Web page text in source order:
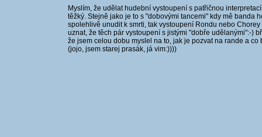
Myslím, že udělat hudební vystoupení s patřičnou
těžký. Stejně jako je to s "dobovými tancemi" kdy mě banda
spolehlivě unudit k smrti, tak vystoupení Rondu nebo
uznat, že těch pár vystoupení s jistými "dobře udělanými":-)
že jsem celou dobu myslel na to, jak je pozvat na rande a
(jojo, jsem starej prasák, já vim:))))